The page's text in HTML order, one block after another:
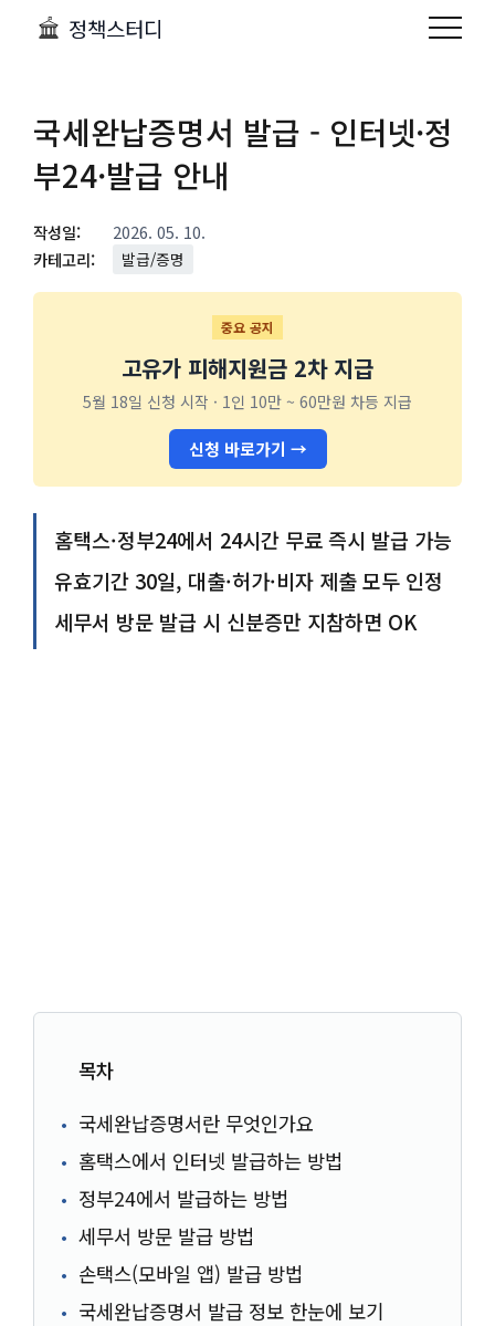
정책스터디
국세완납증명서 발급 - 인터넷·정
부24·발급 안내
작성일:
2026. 05. 10.
카테고리:
발급/증명
중요 공지
고유가 피해지원금 2차 지급
5월 18일 신청 시작 · 1인 10만 ~ 60만원 차등 지급
신청 바로가기 →
홈택스·정부24에서 24시간 무료 즉시 발급 가능
유효기간 30일, 대출·허가·비자 제출 모두 인정
세무서 방문 발급 시 신분증만 지참하면 OK
목차
국세완납증명서란 무엇인가요
홈택스에서 인터넷 발급하는 방법
정부24에서 발급하는 방법
세무서 방문 발급 방법
손택스(모바일 앱) 발급 방법
국세완납증명서 발급 정보 한눈에 보기